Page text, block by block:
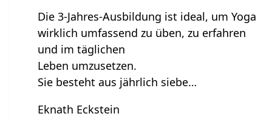
Die 3-Jahres-Ausbildung ist ideal, um Yoga
wirklich umfassend zu üben, zu erfahren
und im täglichen
Leben umzusetzen.
Sie besteht aus jährlich siebe…
Eknath Eckstein